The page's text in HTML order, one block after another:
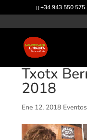
+34 943 550 575
Txotx
2018
Ene 12, 2018 Eventos